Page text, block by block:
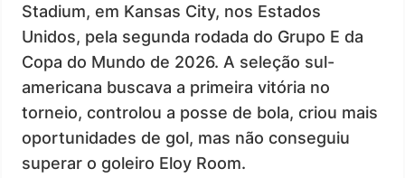
Stadium, em Kansas City, nos Estados
Unidos, pela segunda rodada do Grupo E da
Copa do Mundo de 2026. A seleção sul-
americana buscava a primeira vitória no
torneio, controlou a posse de bola, criou mais
oportunidades de gol, mas não conseguiu
superar o goleiro Eloy Room.